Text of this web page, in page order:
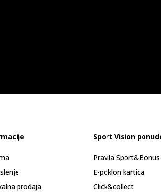
prodaja
Sport Vision
Pravila
E-poklon kartica
Click&collect